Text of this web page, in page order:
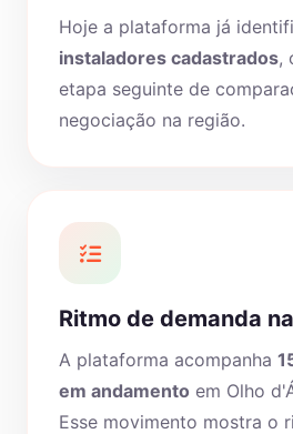
Hoje a plataforma já
instaladores cadastrados,
etapa seguinte de
negociação na região.
Ritmo de demanda
A plataforma acompanha
em andamento em Olho
Esse movimento mostra o